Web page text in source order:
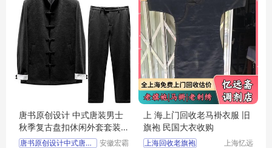
唐书原创设计 中式唐装男士
秋季复古盘扣休闲外套套装 1
00苎麻
唐书原创设计中式唐装男
安徽宏霸
上 海上门回收老马褂衣服 旧
旗袍 民国大衣收购
上海回收老旗袍
上海忆远